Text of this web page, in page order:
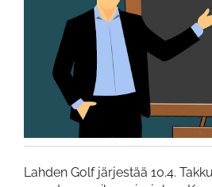
Lahden Golf järjestää 10.4.